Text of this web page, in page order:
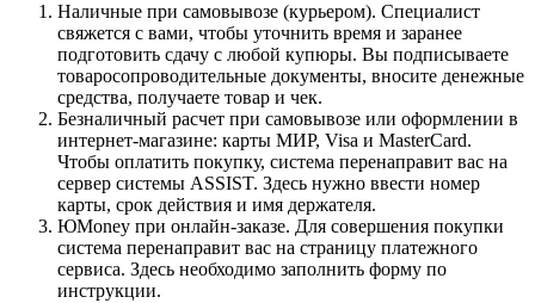
Наличные при самовывозе (курьером). Специалист
свяжется с вами, чтобы уточнить время и заранее
подготовить сдачу с любой купюры. Вы подписываете
товаросопроводительные документы, вносите денежные
средства, получаете товар и чек.
Безналичный расчет при самовывозе или оформлении в
интернет-магазине: карты МИР, Visa и MasterCard.
Чтобы оплатить покупку, система перенаправит вас на
сервер системы ASSIST. Здесь нужно ввести номер
карты, срок действия и имя держателя.
ЮMoney при онлайн-заказе. Для совершения покупки
система перенаправит вас на страницу платежного
сервиса. Здесь необходимо заполнить форму по
инструкции.